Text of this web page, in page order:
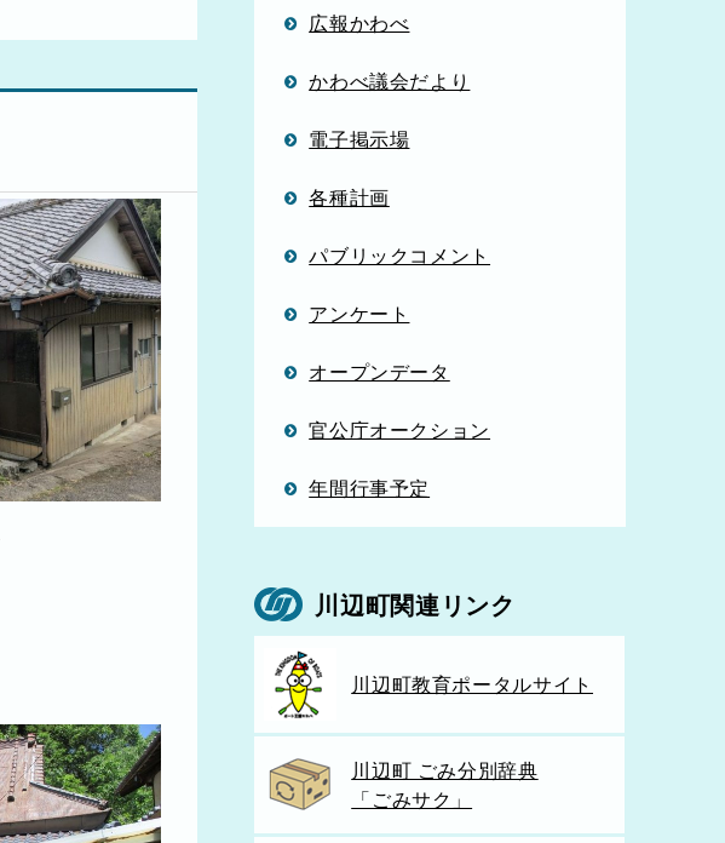
広報かわべ
かわべ議会だより
電子掲示場
各種計画
パブリックコメント
アンケート
オープンデータ
官公庁オークション
年間行事予定
川辺町関連リンク
川辺町教育ポータルサイト
川辺町 ごみ分別辞典
「ごみサク」